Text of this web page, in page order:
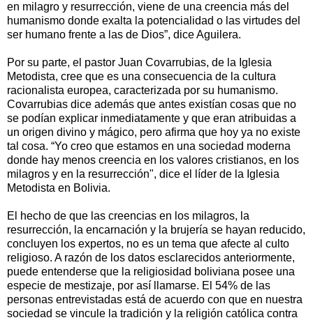
en milagro y resurrección, viene de una creencia más del
humanismo donde exalta la potencialidad o las virtudes del
ser humano frente a las de Dios”, dice Aguilera.
Por su parte, el pastor Juan Covarrubias, de la Iglesia
Metodista, cree que es una consecuencia de la cultura
racionalista europea, caracterizada por su humanismo.
Covarrubias dice además que antes existían cosas que no
se podían explicar inmediatamente y que eran atribuidas a
un origen divino y mágico, pero afirma que hoy ya no existe
tal cosa. “Yo creo que estamos en una sociedad moderna
donde hay menos creencia en los valores cristianos, en los
milagros y en la resurrección", dice el líder de la Iglesia
Metodista en Bolivia.
El hecho de que las creencias en los milagros, la
resurrección, la encarnación y la brujería se hayan reducido,
concluyen los expertos, no es un tema que afecte al culto
religioso. A razón de los datos esclarecidos anteriormente,
puede entenderse que la religiosidad boliviana posee una
especie de mestizaje, por así llamarse. El 54% de las
personas entrevistadas está de acuerdo con que en nuestra
sociedad se vincule la tradición y la religión católica contra